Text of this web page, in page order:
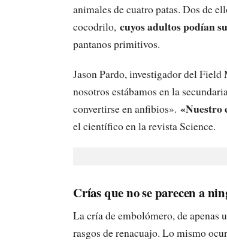
animales de cuatro patas. Dos de
cocodrilo, cuyos adultos podían
pantanos primitivos.
Jason Pardo, investigador del
nosotros estábamos en la
convertirse en anfibios». «Nuestro
el científico en la revista Science.
Crías que no se parecen a
La cría de embolómero, de apenas
rasgos de renacuajo. Lo mismo